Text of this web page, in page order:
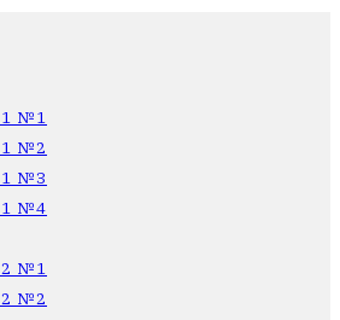
№1
№2
№3
№4
№1
№2